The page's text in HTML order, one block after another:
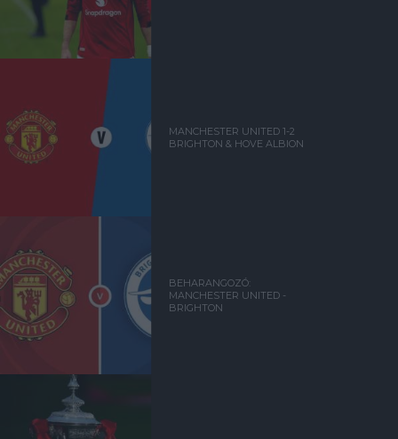
MANCHESTER UNITED 1-2
BRIGHTON & HOVE ALBION
BEHARANGOZÓ:
MANCHESTER UNITED -
BRIGHTON